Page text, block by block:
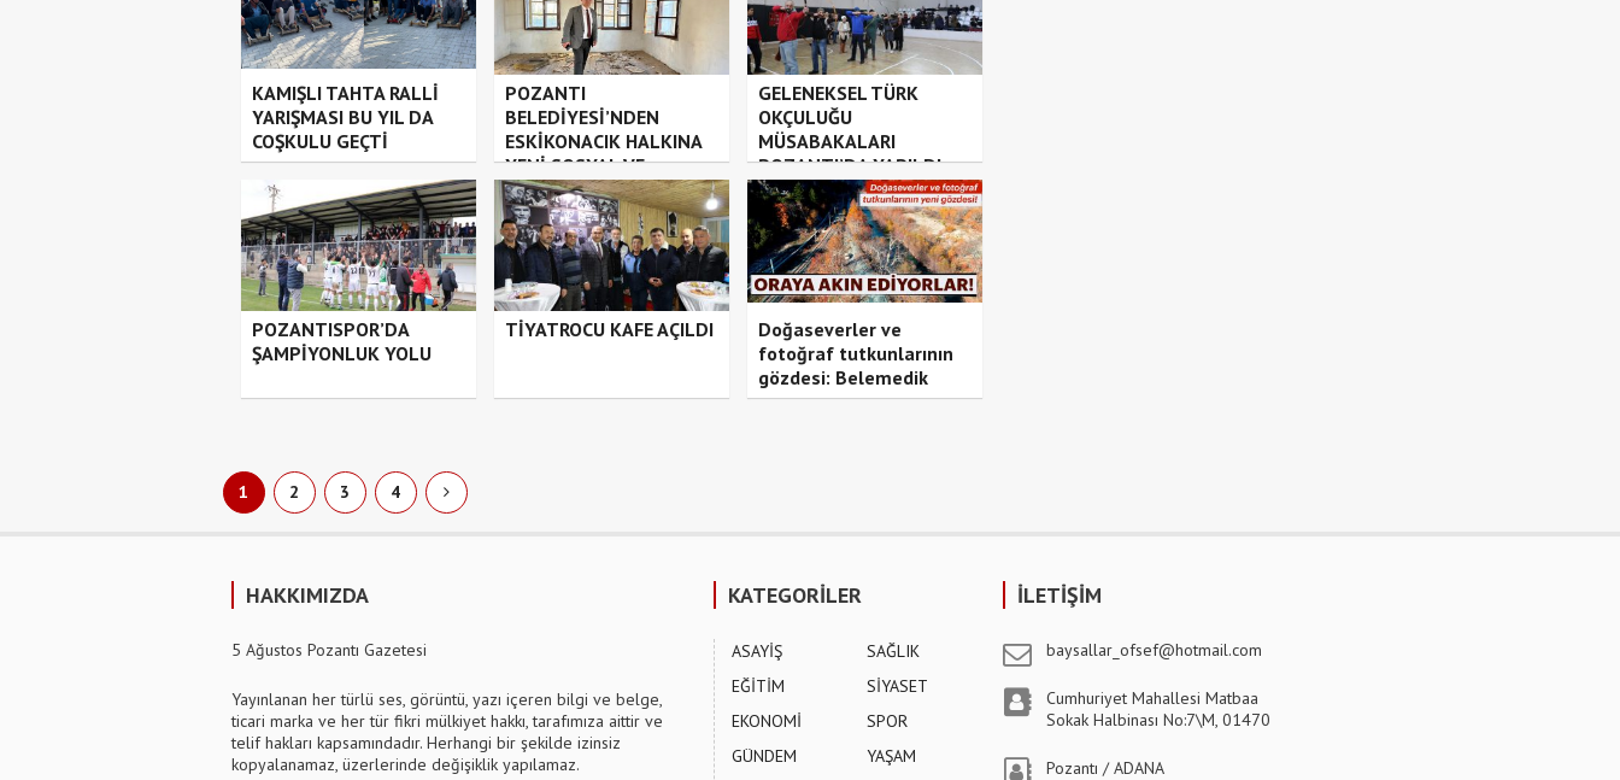
KAMIŞLI TAHTA RALLİ
YARIŞMASI BU YIL DA
COŞKULU GEÇTİ
POZANTI
BELEDİYESİ’NDEN
ESKİKONACIK HALKINA
YENİ SOSYAL VE
KÜLTÜREL ALAN
GELENEKSEL TÜRK
OKÇULUĞU
MÜSABAKALARI
POZANTI’DA YAPILDI
POZANTISPOR’DA
ŞAMPİYONLUK YOLU
TİYATROCU KAFE AÇILDI
Doğaseverler ve
fotoğraf tutkunlarının
gözdesi: Belemedik
1 2 3 4
HAKKIMIZDA
5 Ağustos Pozantı Gazetesi
Yayınlanan her türlü ses, görüntü, yazı içeren bilgi ve belge,
ticari marka ve her tür fikri mülkiyet hakkı, tarafımıza aittir ve
telif hakları kapsamındadır. Herhangi bir şekilde izinsiz
kopyalanamaz, üzerlerinde değişiklik yapılamaz.
KATEGORİLER
ASAYİŞ
EĞİTİM
EKONOMİ
GÜNDEM
SAĞLIK
SİYASET
SPOR
YAŞAM
İLETİŞİM
baysallar_ofsef@hotmail.com
Cumhuriyet Mahallesi Matbaa
Sokak Halbinası No:7\M, 01470
Pozantı / ADANA